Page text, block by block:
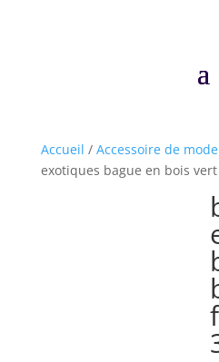
Accueil / Accessoire de mode
exotiques bague en bois